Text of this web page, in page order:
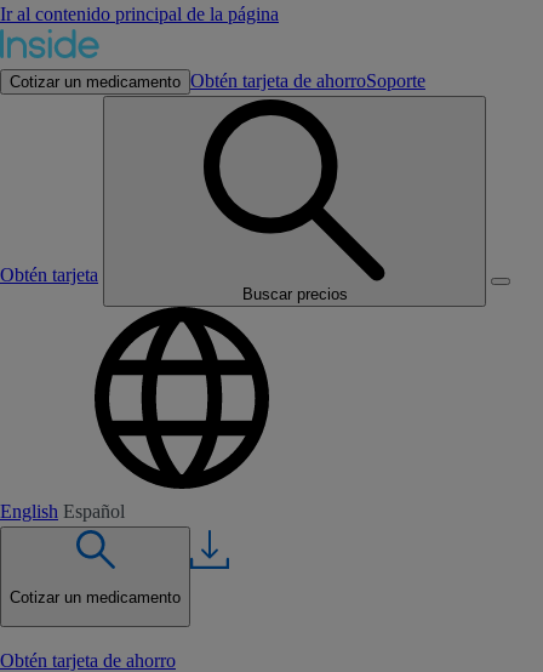
Ir al contenido principal de la página
Cotizar un medicamento Obtén tarjeta de ahorroSoporte
Obtén tarjeta
Buscar precios
English Español
Cotizar un medicamento
Obtén tarjeta de ahorro